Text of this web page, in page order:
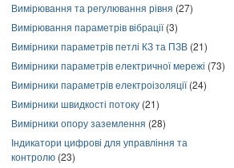
Вимірювання та регулювання рівня (27)
Вимірювання параметрів вібрації(3)
Вимірники параметрів петлі КЗ та ПЗВ (21)
Вимірники параметрів електричної мережі (73)
Вимірники параметрів електроізоляції(24)
Вимірники швидкості потоку (21)
Вимірники опору заземлення (28)
Індикатори цифрові для управління та
контролю (23)